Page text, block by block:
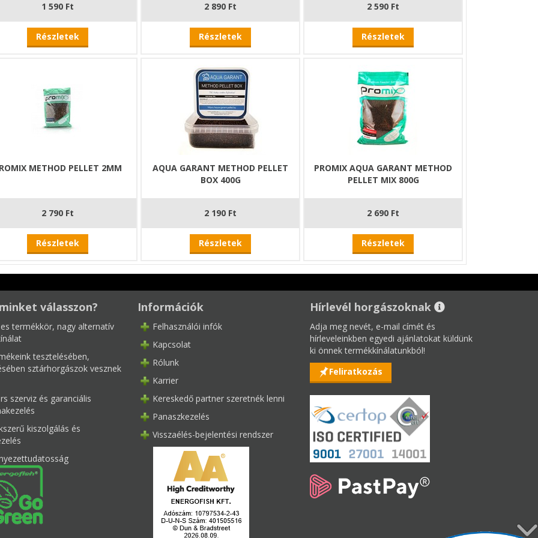
1 590 Ft
Részletek
2 890 Ft
Részletek
2 590 Ft
Részletek
METHOD PELLET 2MM
2 790 Ft
Részletek
AQUA GARANT METHOD PELLET
BOX 400G
2 190 Ft
Részletek
PROMIX AQUA GARANT METHOD
PELLET MIX 800G
2 690 Ft
Részletek
válasszon?
termékkör, nagy alternatív
tesztelésében,
sztárhorgászok vesznek
szerviz és garanciális
kiszolgálás és
Információk
Felhasználói infók
Kapcsolat
Rólunk
Karrier
Kereskedő partner szeretnék lenni
Panaszkezelés
Visszaélés-bejelentési rendszer
Hírlevél horgászoknak
Adja meg nevét, e-mail címét és
hírleveleinkben egyedi ajánlatokat küldünk
ki önnek termékkínálatunkból!
Feliratkozás